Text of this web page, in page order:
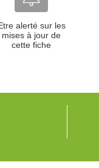
alerté sur les
mises à jour de
cette fiche